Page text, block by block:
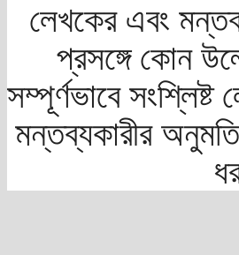
লেখকের এবং
প্রসঙ্গে কোন
সম্পূর্ণভাবে
মন্তব্যকারীর